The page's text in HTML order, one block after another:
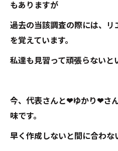
もありますが
過去の当該調査の際には、リ
を覚えています。
私達も見習って頑張らないと
今、代表さんと❤ゆかり❤さ
味です。
早く作成しないと間に合わな